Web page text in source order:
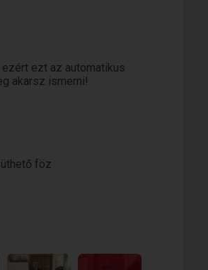
ezt az automatikus
akarsz ismerni!
föz